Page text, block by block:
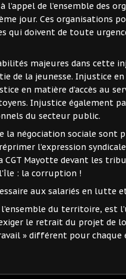
l’appel de l’ensemble des
jour. Ces organisations
qui doivent de toute
majeures dans cette
de la jeunesse. Injustice
en matière d’accès au
Injustice également
du secteur public.
la négociation sociale sont
l’expression
CGT Mayotte devant les
: la corruption !
aux salariés en lutte
du territoire, est
le retrait du projet de
» différent pour chaque